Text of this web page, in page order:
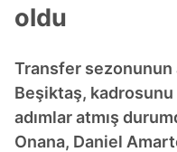
oldu
Transfer sezonunun
Beşiktaş,
adımlar atmış
Onana, Daniel